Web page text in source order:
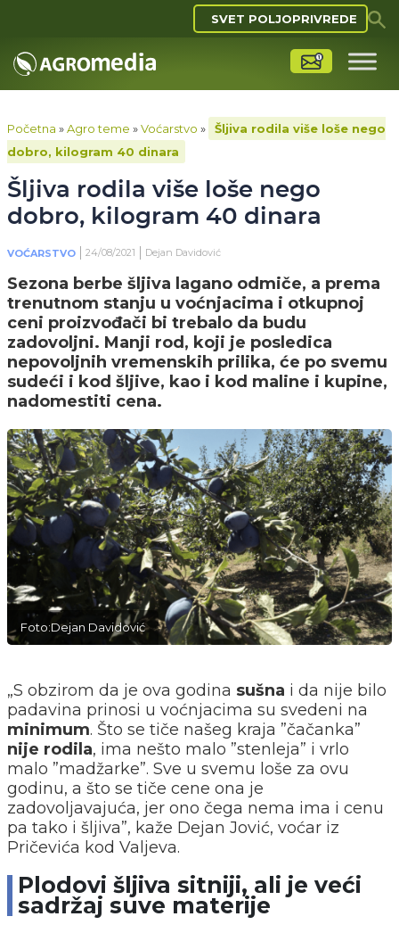
SVET POLJOPRIVREDE
Početna »Agro teme »Voćarstvo »
Šljiva rodila više loše nego
dobro, kilogram 40 dinara
Šljiva rodila više loše nego
dobro, kilogram 40 dinara
VOĆARSTVO 24/08/2021 Dejan Davidović
Sezona berbe šljiva lagano odmiče, a prema
trenutnom stanju u voćnjacima i otkupnoj
ceni proizvođači bi trebalo da budu
zadovoljni. Manji rod, koji je posledica
nepovoljnih vremenskih prilika, će po svemu
sudeći i kod šljive, kao i kod maline i kupine,
nadomestiti cena.
Foto:Dejan Davidović
„S obzirom da je ova godina sušna i da nije bilo
padavina prinosi u voćnjacima su svedeni na
minimum. Što se tiče našeg kraja ”čačanka”
nije rodila, ima nešto malo ”stenleja” i vrlo
malo ”madžarke”. Sve u svemu loše za ovu
godinu, a što se tiče cene ona je
zadovoljavajuća, jer ono čega nema ima i cenu
pa tako i šljiva”, kaže Dejan Jović, voćar iz
Pričevića kod Valjeva.
Plodovi šljiva sitniji, ali je veći
sadržaj suve materije